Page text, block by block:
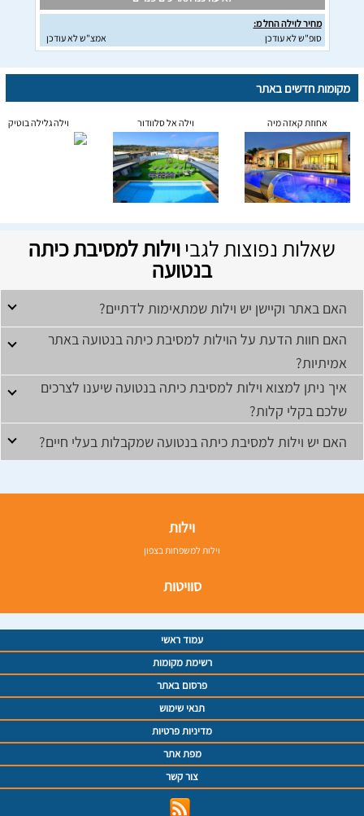
מחיר לוילה החל מ:
סופ"ש לא עודכן
אמצ"ש לא עודכן
מקומות חדשים באתר
אחוזת קאזה מיה וילה אל סלוודור וילה גלילה בוטיק
שאלות נפוצות לגביוילות למסיבת כיתה
בנטועה
האם באתר וקיישן יש וילות שמתאימות לדתיים?
האם חוות הדעת על הוילות למסיבת כיתה בנטועה באתר
אמיתיות?
איך ניתן למצוא וילות למסיבת כיתה בנטועה שיענו לצרכים
שלכם בקלי קלות?
האם יש וילות למסיבת כיתה בנטועה שמקבלות בעלי חיים?
וילות
וילות למשפחות בצפון
סוויטות
עמוד ראשי
רשימת מקומות
פרסום באתר
תנאי שימוש
מדיניות פרטיות
מפת אתר
צור קשר